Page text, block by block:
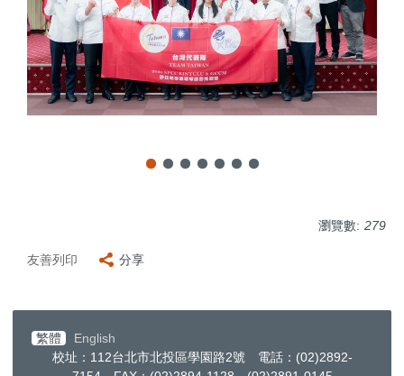
瀏覽數: 279
友善列印 分享
繁體
English
校址：112台北市北投區學園路2號 電話：(02)2892-